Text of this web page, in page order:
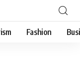
Fashion